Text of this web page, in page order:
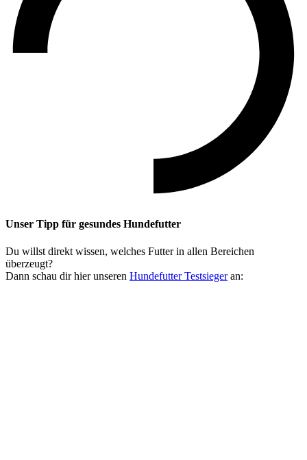
Unser Tipp für gesundes Hundefutter
Du willst direkt wissen, welches Futter in allen Bereichen
überzeugt?
Dann schau dir hier unseren Hundefutter Testsiegeran: